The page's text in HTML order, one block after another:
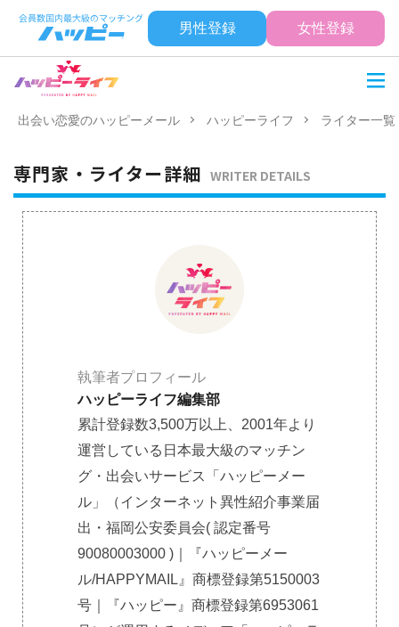
男性登録 女性登録
出会い恋愛のハッピーメール ハッピーライフ ライター一覧
専門家・ライター詳細 WRITER DETAILS
執筆者プロフィール
ハッピーライフ編集部
累計登録数3,500万以上、2001年より
運営している日本最大級のマッチン
グ・出会いサービス「ハッピーメー
ル」（インターネット異性紹介事業届
出・福岡公安委員会( 認定番号
90080003000 )｜『ハッピーメー
ル/HAPPYMAIL』商標登録第5150003
号｜『ハッピー』商標登録第6953061